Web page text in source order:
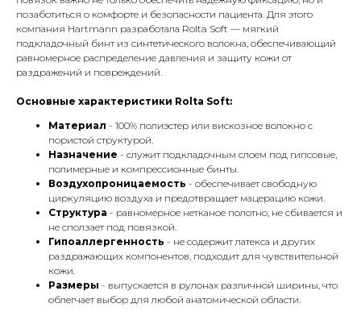
позаботиться о комфорте и безопасности пациента. Для этого
компания Hartmann разработала Rolta Soft — мягкий
подкладочный бинт из синтетического волокна, обеспечивающий
равномерное распределение давления и защиту кожи от
раздражений и повреждений.
Основные характеристики Rolta Soft:
Материал - 100% полиэстер или вискозное волокно с
пористой структурой.
Назначение - служит подкладочным слоем под гипсовые,
полимерные и компрессионные бинты.
Воздухопроницаемость - обеспечивает свободную
циркуляцию воздуха и предотвращает мацерацию кожи.
Структура - равномерное нетканое полотно, не сбивается и
не сползает под повязкой.
Гипоаллергенность - не содержит латекса и других
раздражающих компонентов, подходит для чувствительной
кожи.
Размеры - выпускается в рулонах различной ширины, что
облегчает выбор для любой анатомической области.